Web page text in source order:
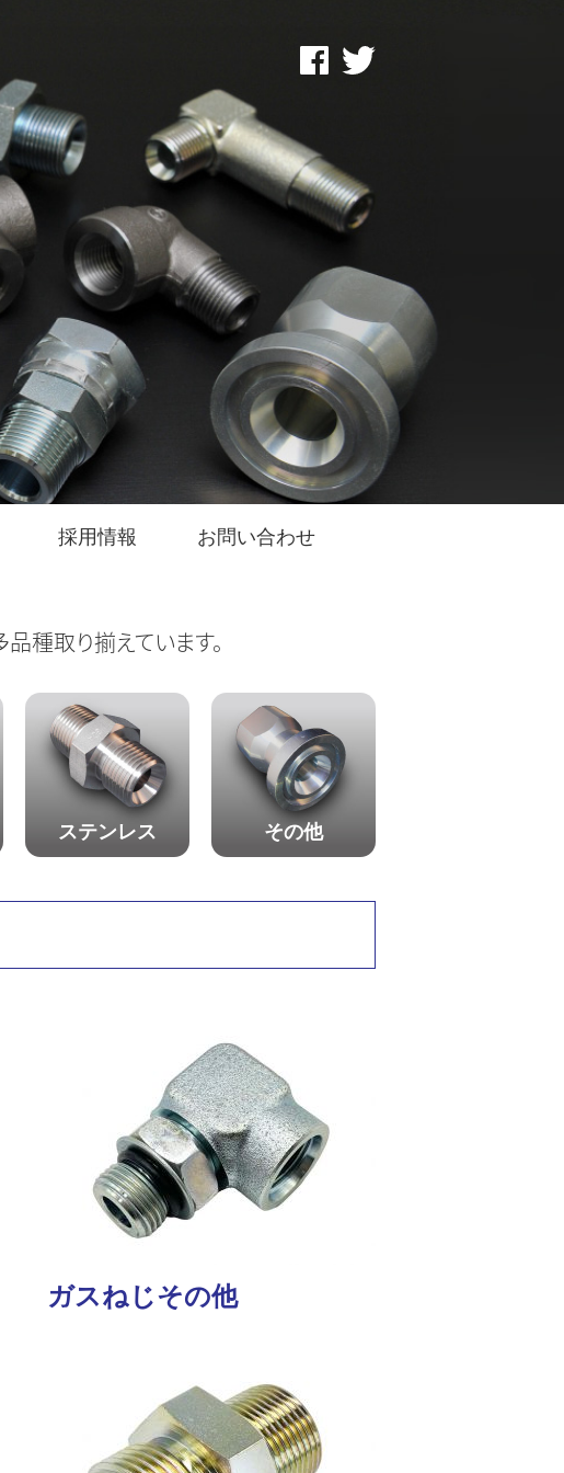
採用情報 お問い合わせ
種取り揃えています。
ステンレス その他
ガスねじその他